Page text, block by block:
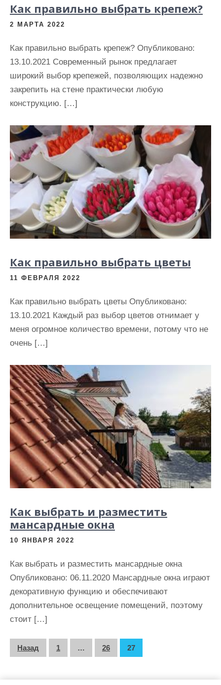
Как правильно выбрать крепеж?
2 МАРТА 2022
Как правильно выбрать крепеж? Опубликовано:
13.10.2021 Современный рынок предлагает
широкий выбор крепежей, позволяющих надежно
закрепить на стене практически любую
конструкцию. […]
Как правильно выбрать цветы
11 ФЕВРАЛЯ 2022
Как правильно выбрать цветы Опубликовано:
13.10.2021 Каждый раз выбор цветов отнимает у
меня огромное количество времени, потому что не
очень […]
Как выбрать и разместить
мансардные окна
10 ЯНВАРЯ 2022
Как выбрать и разместить мансардные окна
Опубликовано: 06.11.2020 Мансардные окна играют
декоративную функцию и обеспечивают
дополнительное освещение помещений, поэтому
стоит […]
ПНазад 1 … 26 27